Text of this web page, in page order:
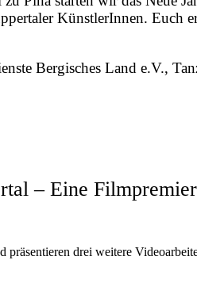
KünstlerInnen.
Bergisches Land e.V.,
– Eine
drei weitere